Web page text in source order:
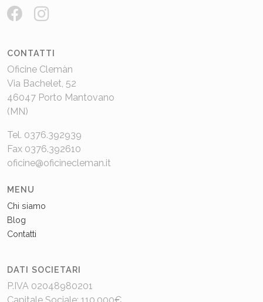
CONTATTI
Oficine Clemàn
Via Bachelet, 52
46047 Porto Mantovano
(MN)
Tel. 0376.392939
Fax 0376.392610
oficine@oficinecleman.it
MENU
Chi siamo
Blog
Contatti
DATI SOCIETARI
P.IVA 02048980201